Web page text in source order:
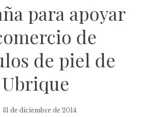
para apoyar
de
de piel de
Ubrique
31 de diciembre de 2014